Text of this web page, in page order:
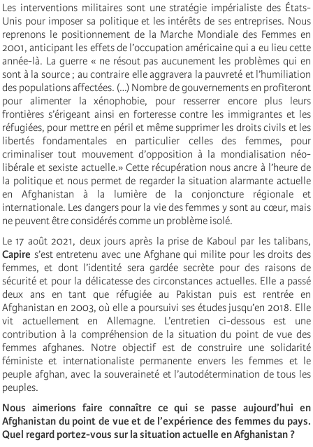
Les interventions militaires sont une stratégie impérialiste des États-
Unis pour imposer sa politique et les intérêts de ses entreprises. Nous
reprenons le positionnement de la Marche Mondiale des Femmes en
2001, anticipant les effets de l’occupation américaine qui a eu lieu cette
année-là. La guerre « ne résout pas aucunement les problèmes qui en
sont à la source ; au contraire elle aggravera la pauvreté et l’humiliation
des populations affectées. (…) Nombre de gouvernements en profiteront
pour alimenter la xénophobie, pour resserrer encore plus leurs
frontières s’érigeant ainsi en forteresse contre les immigrantes et les
réfugiées, pour mettre en péril et même supprimer les droits civils et les
libertés fondamentales en particulier celles des femmes, pour
criminaliser tout mouvement d’opposition à la mondialisation néo-
libérale et sexiste actuelle.» Cette récupération nous ancre à l’heure de
la politique et nous permet de regarder la situation alarmante actuelle
en Afghanistan à la lumière de la conjoncture régionale et
internationale. Les dangers pour la vie des femmes y sont au cœur, mais
ne peuvent être considérés comme un problème isolé.
Le 17 août 2021, deux jours après la prise de Kaboul par les talibans,
Capire s’est entretenu avec une Afghane qui milite pour les droits des
femmes, et dont l’identité sera gardée secrète pour des raisons de
sécurité et pour la délicatesse des circonstances actuelles. Elle a passé
deux ans en tant que réfugiée au Pakistan puis est rentrée en
Afghanistan en 2003, où elle a poursuivi ses études jusqu’en 2018. Elle
vit actuellement en Allemagne. L’entretien ci-dessous est une
contribution à la compréhension de la situation du point de vue des
femmes afghanes. Notre objectif est de construire une solidarité
féministe et internationaliste permanente envers les femmes et le
peuple afghan, avec la souveraineté et l’autodétermination de tous les
peuples.
Nous aimerions faire connaître ce qui se passe aujourd’hui en
Afghanistan du point de vue et de l’expérience des femmes du pays.
Quel regard portez-vous sur la situation actuelle en Afghanistan ?